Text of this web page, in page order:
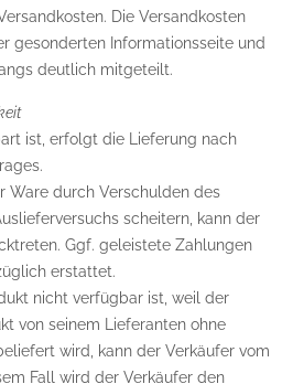
Die Versandkosten
gesonderten Informationsseite und
deutlich mitgeteilt.
ist, erfolgt die Lieferung nach
Ware durch Verschulden des
scheitern, kann der
Ggf. geleistete Zahlungen
erstattet.
nicht verfügbar ist, weil der
von seinem Lieferanten ohne
wird, kann der Verkäufer vom
Fall wird der Verkäufer den